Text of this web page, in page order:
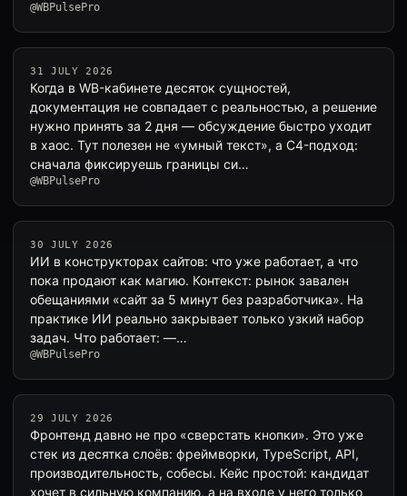
@WBPulsePro
31 JULY 2026
Когда в WB-кабинете десяток сущностей,
документация не совпадает с реальностью, а решение
нужно принять за 2 дня — обсуждение быстро уходит
в хаос. Тут полезен не «умный текст», а C4-подход:
сначала фиксируешь границы си…
@WBPulsePro
30 JULY 2026
ИИ в конструкторах сайтов: что уже работает, а что
пока продают как магию. Контекст: рынок завален
обещаниями «сайт за 5 минут без разработчика». На
практике ИИ реально закрывает только узкий набор
задач. Что работает: —…
@WBPulsePro
29 JULY 2026
Фронтенд давно не про «сверстать кнопки». Это уже
стек из десятка слоёв: фреймворки, TypeScript, API,
производительность, собесы. Кейс простой: кандидат
хочет в сильную компанию, а на входе у него только